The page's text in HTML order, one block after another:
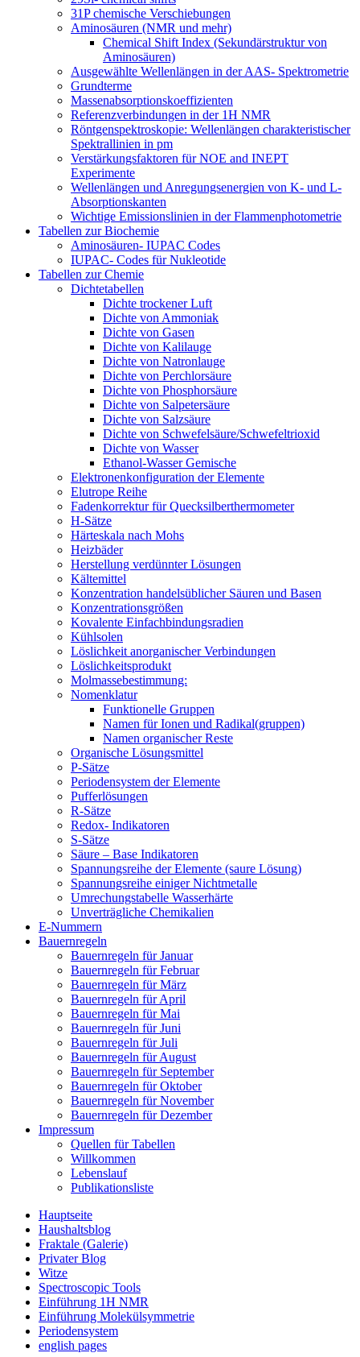
31P chemische Verschiebungen
Aminosäuren (NMR und mehr)
Chemical Shift Index (Sekundärstruktur von
Aminosäuren)
Ausgewählte Wellenlängen in der AAS- Spektrometrie
Grundterme
Massenabsorptionskoeffizienten
Referenzverbindungen in der 1H NMR
Röntgenspektroskopie: Wellenlängen charakteristischer
Spektrallinien in pm
Verstärkungsfaktoren für NOE and INEPT
Experimente
Wellenlängen und Anregungsenergien von K- und L-
Absorptionskanten
Wichtige Emissionslinien in der Flammenphotometrie
Tabellen zur Biochemie
Aminosäuren- IUPAC Codes
IUPAC- Codes für Nukleotide
Tabellen zur Chemie
Dichtetabellen
Dichte trockener Luft
Dichte von Ammoniak
Dichte von Gasen
Dichte von Kalilauge
Dichte von Natronlauge
Dichte von Perchlorsäure
Dichte von Phosphorsäure
Dichte von Salpetersäure
Dichte von Salzsäure
Dichte von Schwefelsäure/Schwefeltrioxid
Dichte von Wasser
Ethanol-Wasser Gemische
Elektronenkonfiguration der Elemente
Elutrope Reihe
Fadenkorrektur für Quecksilberthermometer
H-Sätze
Härteskala nach Mohs
Heizbäder
Herstellung verdünnter Lösungen
Kältemittel
Konzentration handelsüblicher Säuren und Basen
Konzentrationsgrößen
Kovalente Einfachbindungsradien
Kühlsolen
Löslichkeit anorganischer Verbindungen
Löslichkeitsprodukt
Molmassebestimmung:
Nomenklatur
Funktionelle Gruppen
Namen für Ionen und Radikal(gruppen)
Namen organischer Reste
Organische Lösungsmittel
P-Sätze
Periodensystem der Elemente
Pufferlösungen
R-Sätze
Redox- Indikatoren
S-Sätze
Säure – Base Indikatoren
Spannungsreihe der Elemente (saure Lösung)
Spannungsreihe einiger Nichtmetalle
Umrechungstabelle Wasserhärte
Unverträgliche Chemikalien
E-Nummern
Bauernregeln
Bauernregeln für Januar
Bauernregeln für Februar
Bauernregeln für März
Bauernregeln für April
Bauernregeln für Mai
Bauernregeln für Juni
Bauernregeln für Juli
Bauernregeln für August
Bauernregeln für September
Bauernregeln für Oktober
Bauernregeln für November
Bauernregeln für Dezember
Impressum
Quellen für Tabellen
Willkommen
Lebenslauf
Publikationsliste
Hauptseite
Haushaltsblog
Fraktale (Galerie)
Privater Blog
Witze
Spectroscopic Tools
Einführung 1H NMR
Einführung Molekülsymmetrie
Periodensystem
english pages